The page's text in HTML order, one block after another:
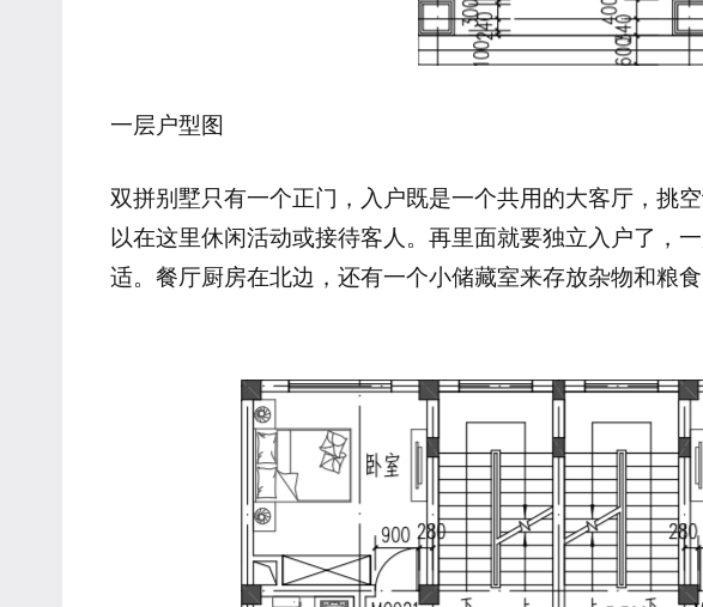
一层户型图
双拼别墅只有一个正门，入户既是一个共用的大客厅，挑
以在这里休闲活动或接待客人。再里面就要独立入户了，
适。餐厅厨房在北边，还有一个小储藏室来存放杂物和粮食